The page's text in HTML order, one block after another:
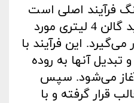
فرآیند اصلی است
که برای تولید گالن 4 لیتری مورد
می‌گیرد. این فرآیند با
تبدیل آنها به روده
می‌شود. سپس
قرار گرفته و با